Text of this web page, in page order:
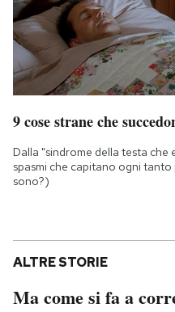
9 cose strane che
Dalla "sindrome della testa che
spasmi che capitano ogni
sono?)
ALTRE STORIE
Ma come si fa a